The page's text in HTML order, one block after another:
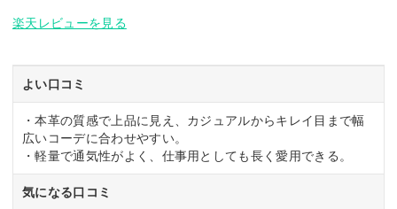
楽天レビューを見る
よい口コミ
・本革の質感で上品に見え、カジュアルからキレイ目まで幅
広いコーデに合わせやすい。
・軽量で通気性がよく、仕事用としても長く愛用できる。
気になる口コミ